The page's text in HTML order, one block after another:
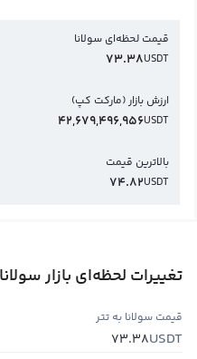
قیمت لحظه‌ای سولانا
USDT
73.38
ارزش بازار (مارکت کپ)
USDT
42,679,496,956
بالاترین قیمت
USDT
74.82
تغییرات لحظه‌ای بازار سولانا
قیمت سولانا به تتر
USDT
73.38